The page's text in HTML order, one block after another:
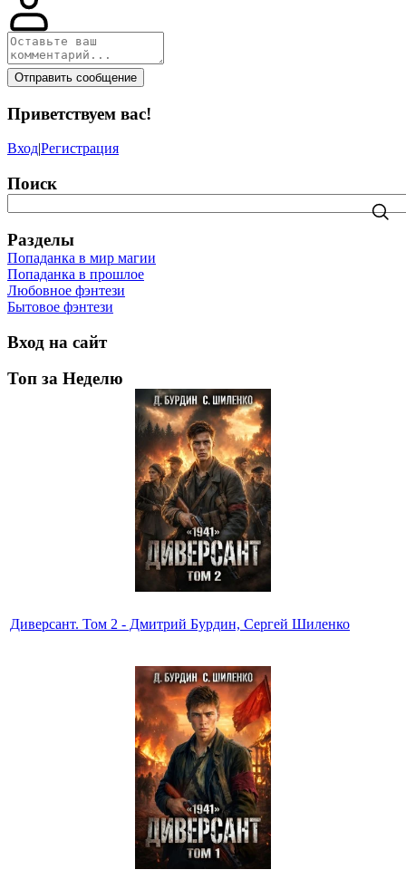
Отправить сообщение
Приветствуем вас!
Вход|Регистрация
Поиск
Разделы
Попаданка в мир магии
Попаданка в прошлое
Любовное фэнтези
Бытовое фэнтези
Вход на сайт
Топ за Неделю
Диверсант. Том 2 - Дмитрий Бурдин, Сергей Шиленко